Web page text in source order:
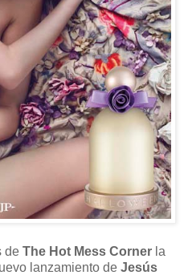
de The Hot Mess Corner la
lanzamiento de Jesús